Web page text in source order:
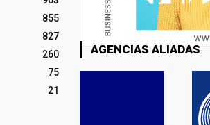
855
827
260
75
21
AGENCIAS ALIADAS